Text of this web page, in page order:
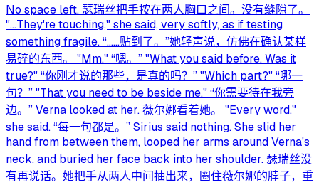
No space left. 瑟瑞丝把手按在两人胸口之间。没有缝隙了。
"…They're touching," she said, very softly, as if testing
something fragile. “……贴到了。”她轻声说，仿佛在确认某样
易碎的东西。 "Mm." “嗯。” "What you said before. Was it
true?" “你刚才说的那些，是真的吗？” "Which part?" “哪一
句？” "That you need to be beside me." “你需要待在我旁
边。” Verna looked at her. 薇尔娜看着她。 "Every word,"
she said. “每一句都是。” Sirius said nothing. She slid her
hand from between them, looped her arms around Verna's
neck, and buried her face back into her shoulder. 瑟瑞丝没
有再说话。她把手从两人中间抽出来，圈住薇尔娜的脖子，重